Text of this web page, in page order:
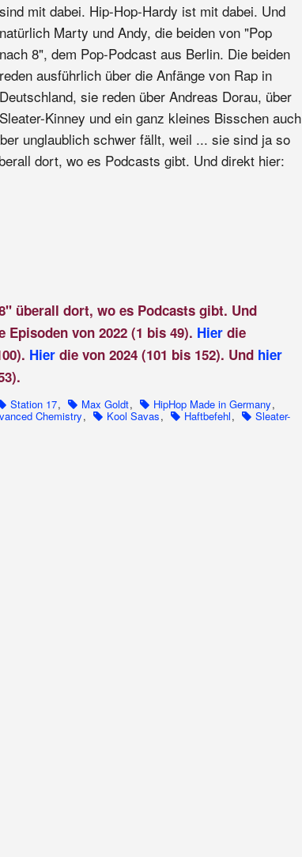
sind mit dabei. Hip-Hop-Hardy ist mit dabei. Und
natürlich Marty und Andy, die beiden von "Pop
nach 8", dem Pop-Podcast aus Berlin. Die beiden
reden ausführlich über die Anfänge von Rap in
Deutschland, sie reden über Andreas Dorau, über
Sleater-Kinney und ein ganz kleines Bisschen auch
unglaublich schwer fällt, weil ... sie sind ja so
dort, wo es Podcasts gibt. Und direkt hier:
überall dort, wo es Podcasts gibt. Und
Episoden von 2022 (1 bis 49). Hier die
Hier die von 2024 (101 bis 152). Und hier
Station 17, Max Goldt, HipHop Made in Germany,
Chemistry, Kool Savas, Haftbefehl, Sleater-